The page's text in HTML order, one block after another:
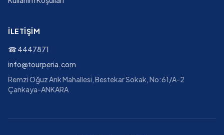
İLETIŞIM
☎4447871
info@tourperia.com
Remzi Oğuz Arık Mahallesi, Bestekar Sokak, No:61/A-2
Çankaya-ANKARA